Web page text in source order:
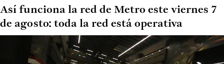
Así funciona la red de Metro este viernes 7
de agosto: toda la red está operativa